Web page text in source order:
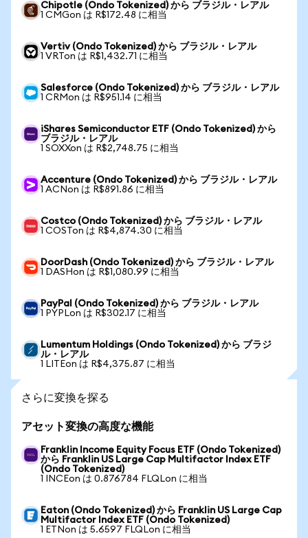
Chipotle (Ondo Tokenized) から ブラジル・レアル
1 CMGon は R$172.48 に相当
Vertiv (Ondo Tokenized) から ブラジル・レアル
1 VRTon は R$1,432.71 に相当
Salesforce (Ondo Tokenized) から ブラジル・レアル
1 CRMon は R$951.14 に相当
iShares Semiconductor ETF (Ondo Tokenized) から
ブラジル・レアル
1 SOXXon は R$2,748.75 に相当
Accenture (Ondo Tokenized) から ブラジル・レアル
1 ACNon は R$891.86 に相当
Costco (Ondo Tokenized) から ブラジル・レアル
1 COSTon は R$4,874.30 に相当
DoorDash (Ondo Tokenized) から ブラジル・レアル
1 DASHon は R$1,080.99 に相当
PayPal (Ondo Tokenized) から ブラジル・レアル
1 PYPLon は R$302.17 に相当
Lumentum Holdings (Ondo Tokenized) から ブラジ
ル・レアル
1 LITEon は R$4,375.87 に相当
さらに変換を探る
アセット変換の高度な機能
Franklin Income Equity Focus ETF (Ondo Tokenized)
から Franklin US Large Cap Multifactor Index ETF
(Ondo Tokenized)
1 INCEon は 0.876784 FLQLon に相当
Eaton (Ondo Tokenized) から Franklin US Large Cap
Multifactor Index ETF (Ondo Tokenized)
1 ETNon は 5.6597 FLQLon に相当